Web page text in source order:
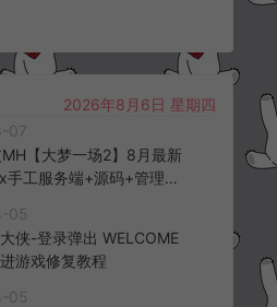
2026年8月6日 星期四
07
【大梦一场2】8月最新
手工服务端+源码+管理后
05
侠-登录弹出 WELCOME
游戏修复教程
05